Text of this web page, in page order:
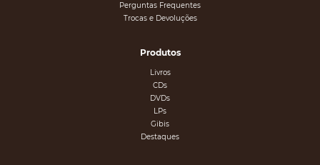
Perguntas Frequentes
Trocas e Devoluções
Produtos
Livros
CDs
DVDs
LPs
Gibis
Destaques